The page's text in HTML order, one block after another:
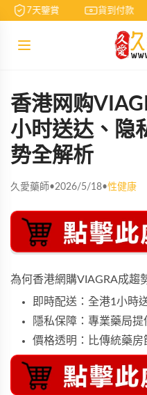
7天鑒賞 貨到付款
香港网购
小时送达、隐
势全解析
久愛藥師•2026/5/18•性健康
為何香港網購VIAGRA成趨
即時配送：全港1小時
隱私保障：專業藥局
價格透明：比傳統藥房